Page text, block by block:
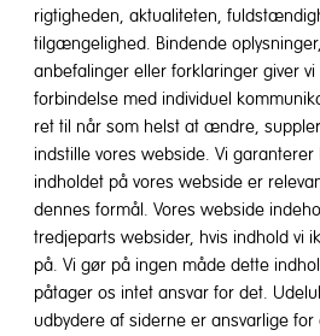
rigtigheden, aktualiteten,
tilgængelighed. Bindende
anbefalinger eller forklaringer giver
forbindelse med individuel
ret til når som helst at ændre,
indstille vores webside. Vi
indholdet på vores webside er
dennes formål. Vores webside
tredjeparts websider, hvis indhold vi
på. Vi gør på ingen måde dette
påtager os intet ansvar for det.
udbydere af siderne er ansvarlige for